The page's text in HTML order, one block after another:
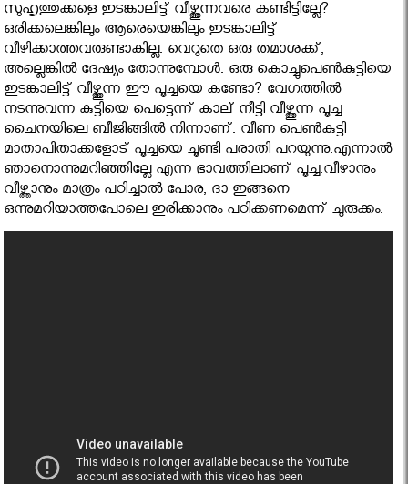
സുഹൃത്തുക്കളെ ഇടങ്കാലിട്ട് വീഴ്ത്തുന്നവരെ കണ്ടിട്ടില്ലേ?
ഒരിക്കലെങ്കിലും ആരെയെങ്കിലും ഇടങ്കാലിട്ട്
വീഴിക്കാത്തവരുണ്ടാകില്ല. വെറുതെ ഒരു തമാശക്ക്,
അല്ലെങ്കില്‍ ദേഷ്യം തോന്നുമ്പോള്‍. ഒരു കൊച്ചുപെണ്‍കുട്ടിയെ
ഇടങ്കാലിട്ട് വീഴ്ത്തുന്ന ഈ പൂച്ചയെ കണ്ടോ? വേഗത്തില്‍
നടന്നുവന്ന കുട്ടിയെ പെട്ടെന്ന് കാല് നീട്ടി വീഴ്ത്തുന്ന പൂച്ച
ചൈനയിലെ ബീജിങ്ങില്‍ നിന്നാണ്. വീണ പെണ്‍കുട്ടി
മാതാപിതാക്കളോട് പൂച്ചയെ ചൂണ്ടി പരാതി പറയുന്നു.എന്നാല്‍
ഞാനൊന്നുമറിഞ്ഞില്ലേ എന്ന ഭാവത്തിലാണ് പൂച്ച.വീഴാനും
വീഴ്ത്താനും മാത്രം പഠിച്ചാല്‍ പോര, ദാ ഇങ്ങനെ
ഒന്നുമറിയാത്തപോലെ ഇരിക്കാനും പഠിക്കണമെന്ന് ചുരുക്കം.